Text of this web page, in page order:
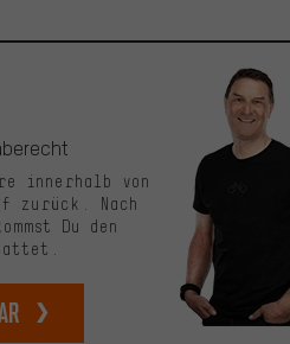
innerhalb von
zurück. Nach
Du den